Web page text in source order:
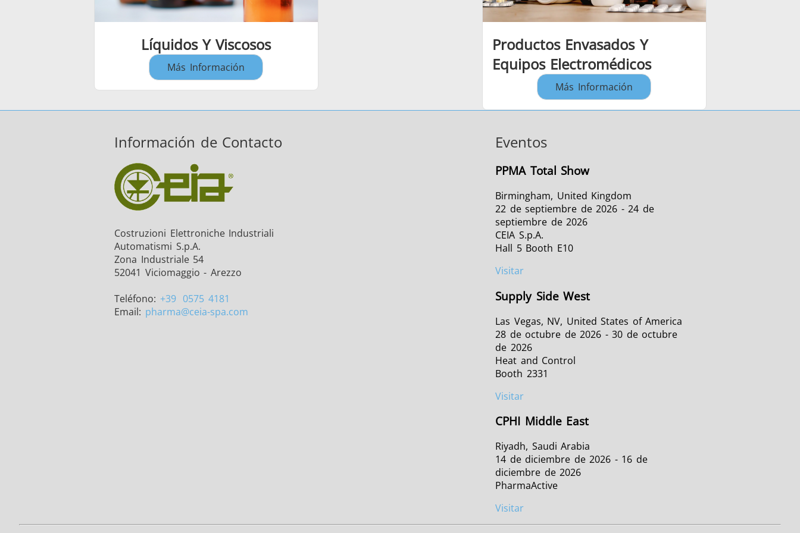
Líquidos Y Viscosos
Más Información
Productos Envasados Y
Equipos Electromédicos
Más Información
Información de Contacto
Costruzioni Elettroniche Industriali
Automatismi S.p.A.
Zona Industriale 54
52041 Viciomaggio - Arezzo
Teléfono: +39 0575 4181
Email: pharma@ceia-spa.com
Eventos
PPMA Total Show
Birmingham, United Kingdom
22 de septiembre de 2026 - 24 de
septiembre de 2026
CEIA S.p.A.
Hall 5 Booth E10
Visitar
Supply Side West
Las Vegas, NV, United States of America
28 de octubre de 2026 - 30 de octubre
de 2026
Heat and Control
Booth 2331
Visitar
CPHI Middle East
Riyadh, Saudi Arabia
14 de diciembre de 2026 - 16 de
diciembre de 2026
PharmaActive
Visitar